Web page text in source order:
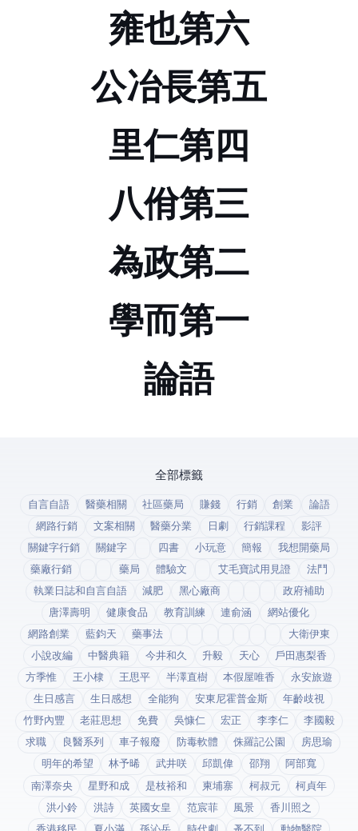
雍也第六
公冶長第五
里仁第四
八佾第三
為政第二
學而第一
論語
全部標籤
自言自語 醫藥相關 社區藥局 賺錢 行銷 創業
論語
網路行銷
文案相關 醫藥分業 日劇 行銷課程
影評
關鍵字行銷
關鍵字 四書 小玩意 簡報
我想開藥局
藥廠行銷
藥局 體驗文 艾毛寶試用見證
法鬥
執業日誌和自言自語
減肥 黑心廠商
政府補助
唐澤壽明
健康食品 教育訓練 連俞涵
網站優化
網路創業
藍鈞天 藥事法
大衛伊東
小說改編
中醫典籍 今井和久 升毅 天心
戶田惠梨香
方季惟
王小棣 王思平 半澤直樹 本假屋唯香
永安旅遊
生日感言
生日感想 全能狗 安東尼霍普金斯
年齡歧視
竹野內豐
老莊思想 免費 吳慷仁 宏正 李李仁
李國毅
求職
良醫系列 車子報廢 防毒軟體 侏羅記公園
房思瑜
明年的希望
林予晞 武井咲 邱凱偉 邵翔
阿部寬
南澤奈央
星野和成 是枝裕和 柬埔寨 柯叔元
柯貞年
洪小鈴
洪詩 英國女皇 范宸菲 風景
香川照之